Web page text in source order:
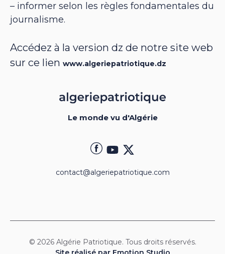
– informer selon les règles fondamentales du
journalisme.
Accédez à la version dz de notre site web
sur ce lien www.algeriepatriotique.dz
Le monde vu d'Algérie
contact@algeriepatriotique.com
© 2026 Algérie Patriotique. Tous droits réservés.